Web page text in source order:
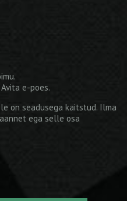
Avita e-poes.
on seadusega kaitstud. Ilma
ega selle osa